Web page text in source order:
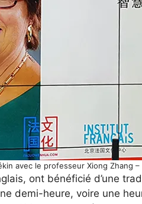
avec le professeur Xiong Zhang
ont bénéficié d’une
demi-heure, voire une